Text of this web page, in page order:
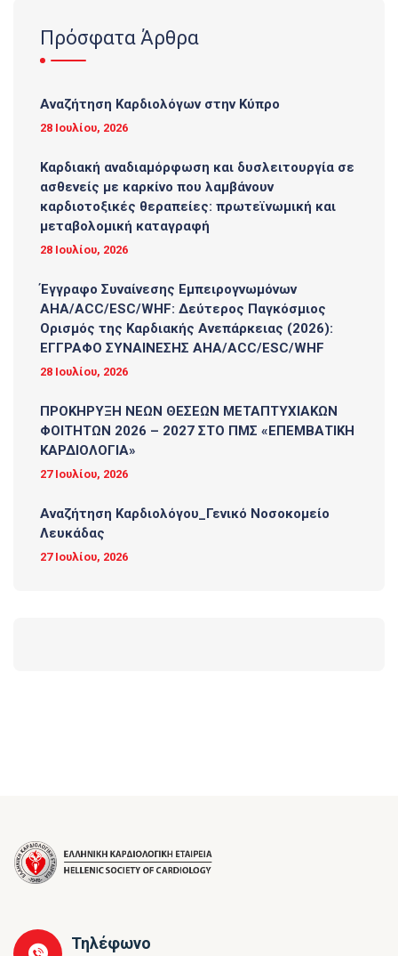
Πρόσφατα Άρθρα
Αναζήτηση Καρδιολόγων στην Κύπρο
28 Ιουλίου, 2026
Καρδιακή αναδιαμόρφωση και δυσλειτουργία σε
ασθενείς με καρκίνο που λαμβάνουν
καρδιοτοξικές θεραπείες: πρωτεϊνωμική και
μεταβολομική καταγραφή
28 Ιουλίου, 2026
Έγγραφο Συναίνεσης Εμπειρογνωμόνων
AHA/ACC/ESC/WHF: Δεύτερος Παγκόσμιος
Ορισμός της Καρδιακής Ανεπάρκειας (2026):
ΕΓΓΡΑΦΟ ΣΥΝΑΙΝΕΣΗΣ AHA/ACC/ESC/WHF
28 Ιουλίου, 2026
ΠΡΟΚΗΡΥΞΗ ΝΕΩΝ ΘΕΣΕΩΝ ΜΕΤΑΠΤΥΧΙΑΚΩΝ
ΦΟΙΤΗΤΩΝ 2026 – 2027 ΣΤΟ ΠΜΣ «ΕΠΕΜΒΑΤΙΚΗ
ΚΑΡΔΙΟΛΟΓΙΑ»
27 Ιουλίου, 2026
Αναζήτηση Καρδιολόγου_Γενικό Νοσοκομείο
Λευκάδας
27 Ιουλίου, 2026
Τηλέφωνο